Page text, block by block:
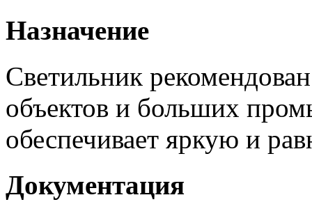
Назначение
Светильник
объектов и больших
обеспечивает яркую и
Документация